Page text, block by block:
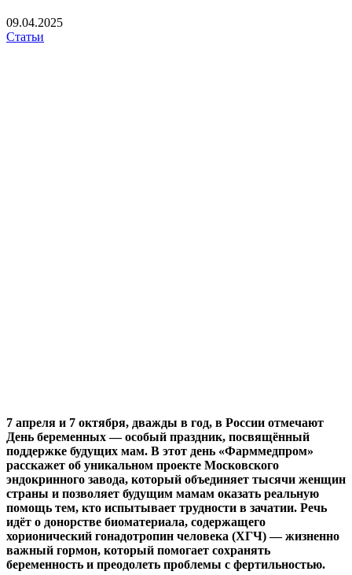
09.04.2025
Статьи
7 апреля и 7 октября, дважды в год, в России отмечают
День беременных — особый праздник, посвящённый
поддержке будущих мам. В этот день «Фарммедпром»
расскажет об уникальном проекте Московского
эндокринного завода, который объединяет тысячи женщин
страны и позволяет будущим мамам оказать реальную
помощь тем, кто испытывает трудности в зачатии. Речь
идёт о донорстве биоматериала, содержащего
хорионический гонадотропин человека (ХГЧ) — жизненно
важный гормон, который помогает сохранять
беременность и преодолеть проблемы с фертильностью.